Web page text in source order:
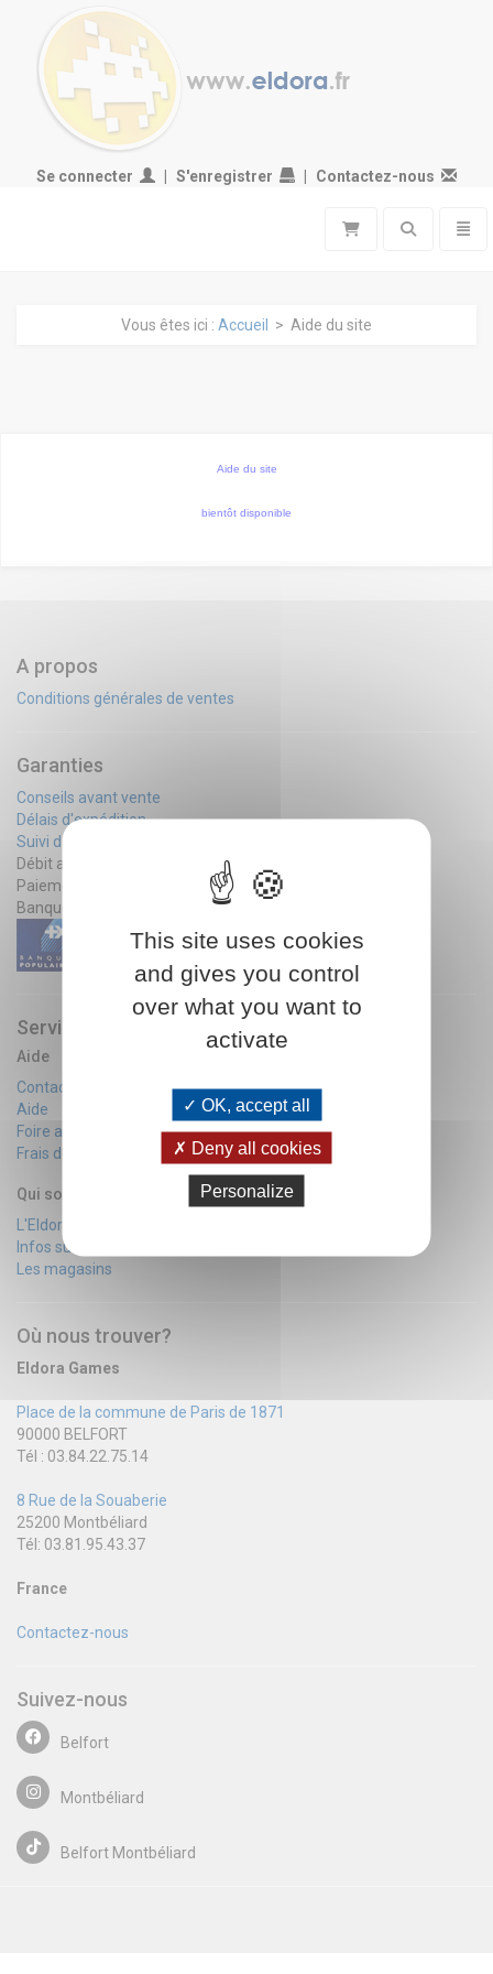
Se connecter S'enregistrer Contactez-nous
Toggle search
Vous êtes ici : Accueil > Aide du site
Aide du site
bientôt disponible
A propos
Conditions générales de ventes
Garanties
Conseils avant vente
Délais d'expédition
Suivi de commande
Débit après expédition
Paiement sécurisé par la
Banque Populaire ou Paypal
Services
Aide
Contactez-nous
Aide
Foire aux questions
Frais de port
Qui sommes nous?
L'Eldora team
Infos sur achats d'Occaz
Les magasins
Où nous trouver?
Eldora Games
Place de la commune de Paris de 1871
90000 BELFORT
Tél : 03.84.22.75.14
8 Rue de la Souaberie
25200 Montbéliard
Tél: 03.81.95.43.37
France
Contactez-nous
Suivez-nous
Belfort
Montbéliard
Belfort Montbéliard
This site uses cookies
and gives you control
over what you want to
activate
OK, accept all
Deny all cookies
Personalize